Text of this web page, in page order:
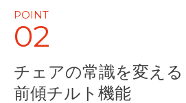
POINT
02
チェアの常識を変える
前傾チルト機能